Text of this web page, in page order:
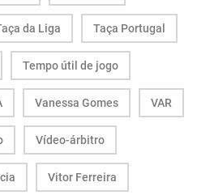
da Liga Taça Portugal
Tempo útil de jogo
Vanessa Gomes VAR
Vídeo-árbitro
Vitor Ferreira